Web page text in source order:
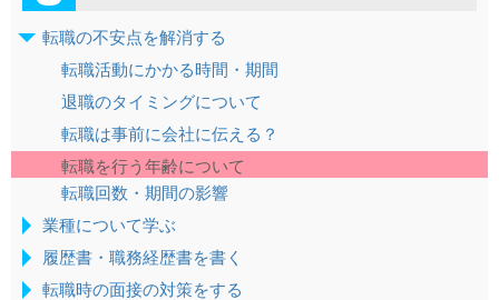
転職の不安点を解消する
転職活動にかかる時間・期間
退職のタイミングについて
転職は事前に会社に伝える？
転職を行う年齢について
転職回数・期間の影響
業種について学ぶ
履歴書・職務経歴書を書く
転職時の面接の対策をする